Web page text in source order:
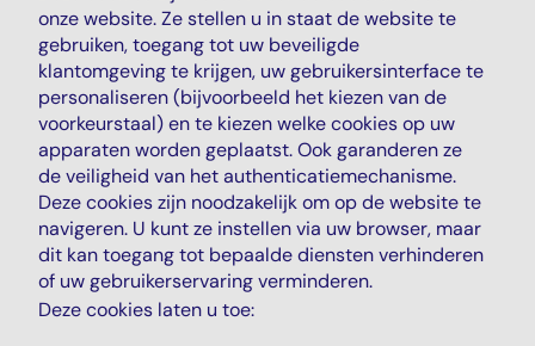
onze website. Ze stellen u in staat de website te
gebruiken, toegang tot uw beveiligde
klantomgeving te krijgen, uw gebruikersinterface te
personaliseren (bijvoorbeeld het kiezen van de
voorkeurstaal) en te kiezen welke cookies op uw
apparaten worden geplaatst. Ook garanderen ze
de veiligheid van het authenticatiemechanisme.
Deze cookies zijn noodzakelijk om op de website te
navigeren. U kunt ze instellen via uw browser, maar
dit kan toegang tot bepaalde diensten verhinderen
of uw gebruikerservaring verminderen.
Deze cookies laten u toe: